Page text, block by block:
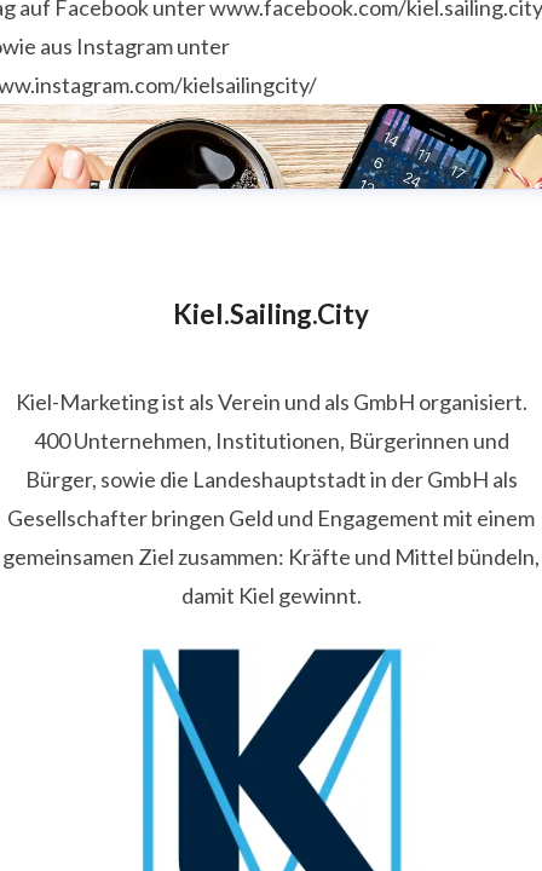
auf Facebook unter www.facebook.com/
aus Instagram unter
kielsailingcity/
Kiel.Sailing.City
Kiel-Marketing ist als Verein und als GmbH organisiert.
400 Unternehmen, Institutionen, Bürgerinnen und
Bürger, sowie die Landeshauptstadt in der GmbH als
Gesellschafter bringen Geld und Engagement mit einem
gemeinsamen Ziel zusammen: Kräfte und Mittel bündeln,
damit Kiel gewinnt.